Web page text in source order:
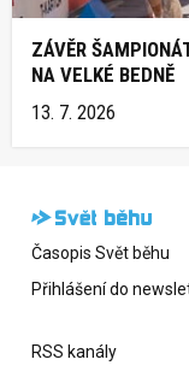
ZÁVĚR
NA VELKÉ BEDNĚ
13. 7. 2026
Časopis Svět běhu
Přihlášení do
RSS kanály